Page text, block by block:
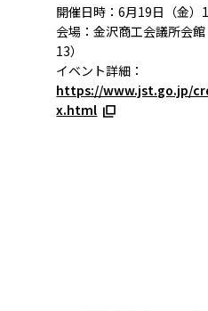
開催日時：6月19日（金）
会場：金沢商工会議所会
13）
イベント詳細：
https://www.jst.go.jp/
x.html